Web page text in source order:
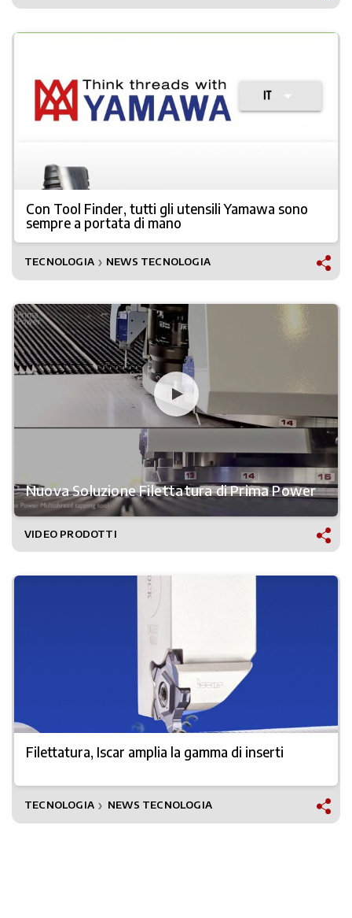
Con Tool Finder, tutti gli utensili Yamawa sono
sempre a portata di mano
TECNOLOGIA ❯ NEWS TECNOLOGIA
Nuova Soluzione Filettatura di Prima Power
VIDEO PRODOTTI
Filettatura, Iscar amplia la gamma di inserti
TECNOLOGIA ❯ NEWS TECNOLOGIA